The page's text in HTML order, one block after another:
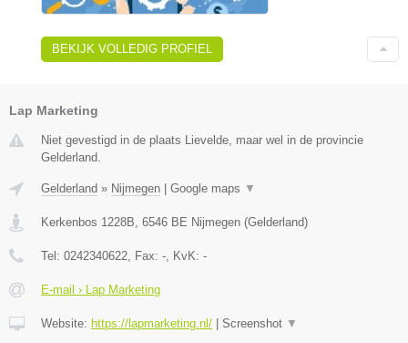
BEKIJK VOLLEDIG PROFIEL
Lap Marketing
Niet gevestigd in de plaats Lievelde, maar wel in de provincie
Gelderland.
Gelderland » Nijmegen | Google maps ▼
Kerkenbos 1228B 6546 BE Nijmegen (Gelderland)
Tel: 0242340622 , Fax: - , KvK: -
E-mail › Lap Marketing
Website: https://lapmarketing.nl/ | Screenshot ▼